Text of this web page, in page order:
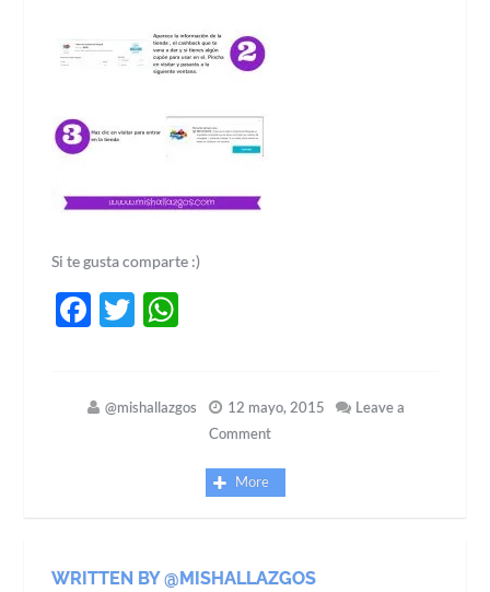
Si te gusta comparte :)
Facebook
Twitter
@mishallazgos 12 mayo, 2015
Leave a
Comment
More
WRITTEN BY @MISHALLAZGOS